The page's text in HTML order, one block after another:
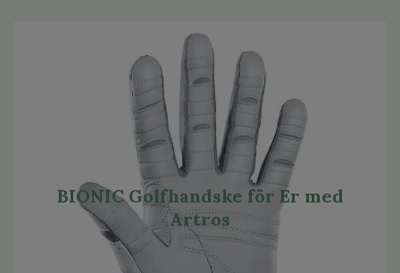
BIONIC Golfhandske för Er med
Artros